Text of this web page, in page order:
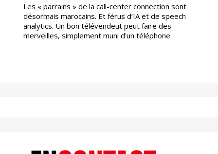
Les « parrains » de la call-center connection sont
désormais marocains. Et férus d’IA et de speech
analytics. Un bon télévendeut peut faire des
merveilles, simplement muni d'un téléphone.